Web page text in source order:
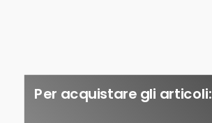
Per acquistare gli articoli: